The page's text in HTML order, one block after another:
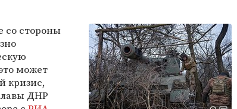
со стороны
может
кризис,
ДНР